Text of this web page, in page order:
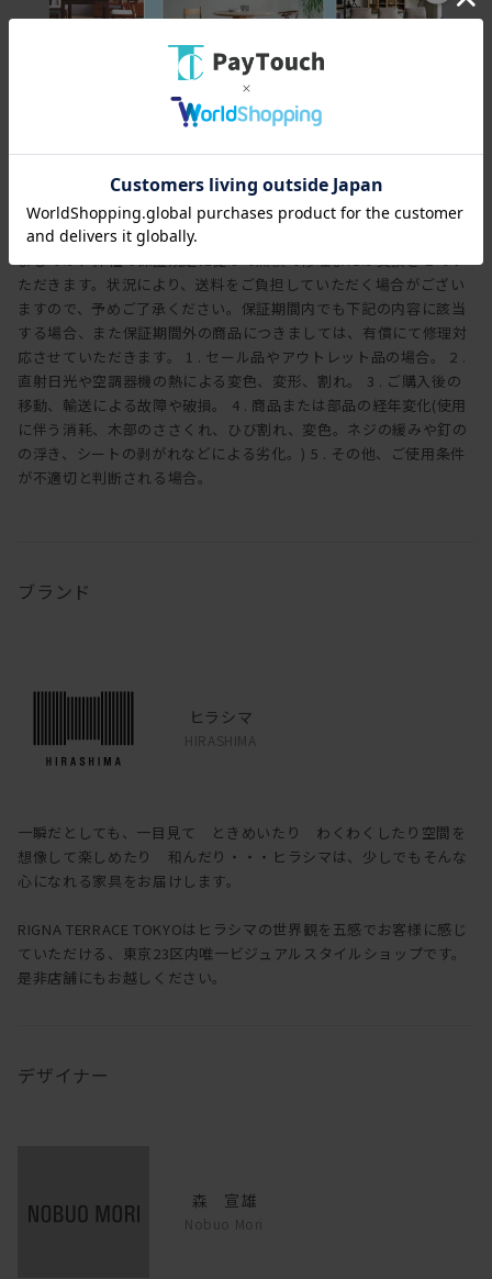
より3年間の製品保証を致します。また製品に付属する照明やコン
セントなどの電気用品に関しましては、1年間の保証を致します。
万一製造上、および構造設計上の欠陥による不良、破損などにつき
ましては、弊社の保証規定に従って無償で修理または交換させてい
ただきます。状況により、送料をご負担していただく場合がござい
ますので、予めご了承ください。保証期間内でも下記の内容に該当
する場合、また保証期間外の商品につきましては、有償にて修理対
応させていただきます。 1 . セール品やアウトレット品の場合。 2 .
直射日光や空調器機の熱による変色、変形、割れ。 3 . ご購入後の
移動、輸送による故障や破損。 4 . 商品または部品の経年変化(使用
に伴う消耗、木部のささくれ、ひび割れ、変色。ネジの緩みや釘の
の浮き、シートの剥がれなどによる劣化。) 5 . その他、ご使用条件
が不適切と判断される場合。
ブランド
ヒラシマ
HIRASHIMA
一瞬だとしても、一目見て ときめいたり わくわくしたり空間を
想像して楽しめたり 和んだり・・・ヒラシマは、少しでもそんな
心になれる家具をお届けします。
RIGNA TERRACE TOKYOはヒラシマの世界観を五感でお客様に感じ
ていただける、東京23区内唯一ビジュアルスタイルショップです。
是非店舗にもお越しください。
デザイナー
森 宣雄
Nobuo Mori